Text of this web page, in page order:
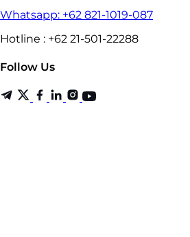
Whatsapp: +62 821-1019-087
Hotline : +62 21-501-22288
Follow Us